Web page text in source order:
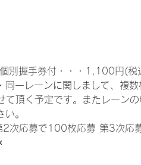
別握手券付・・・1,100円(税
一レーンに関しまして、複
頂く予定です。またレーン
。
次応募で100枚応募 第3次応